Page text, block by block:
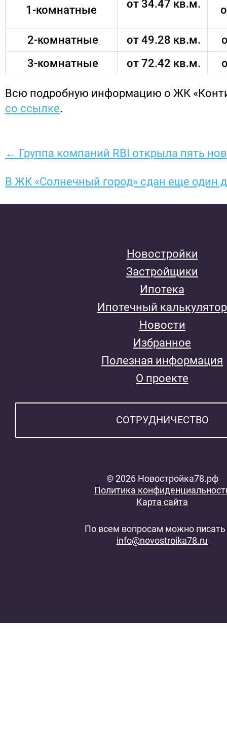
1-комнатные от 34.47 кв.м.
2-комнатные от 49.28 кв.м.
3-комнатные
от 72.42 кв.м.
Всю подробную информацию о ЖК
со ссылке.
← Группа компаний RBI открыла пять
В ЖК «Солнечный город» сдан еще один
Новостройки
Застройщики
Ипотека
Ипотечный калькулятор
Новости
Избранное
Полезная информация
О проекте
СОТРУДНИЧЕСТВО
© 2026 Новостройка78.рф
Политика
Карта сайта
По всем вопросам можно писать
info@novostroika78.ru